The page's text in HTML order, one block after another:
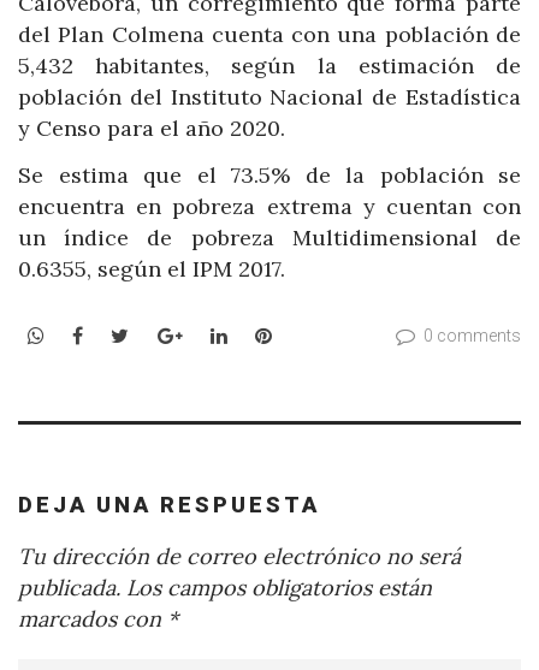
del Plan Colmena cuenta con una población de
5,432 habitantes, según la estimación de
población del Instituto Nacional de Estadística
y Censo para el año 2020.
Se estima que el 73.5% de la población se
encuentra en pobreza extrema y cuentan con
un índice de pobreza Multidimensional de
0.6355, según el IPM 2017.
WhatsApp
Facebook
TwitterGoogle+LinkedInPinterest 0 comments
DEJA UNA RESPUESTA
Tu dirección de correo electrónico no será
publicada. Los campos obligatorios están
marcados con *